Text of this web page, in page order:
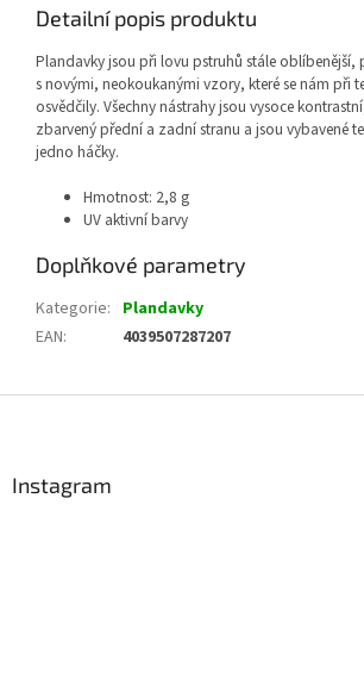
Detailní popis produktu
Plandavky jsou při lovu pstruhů stále
s novými, neokoukanými vzory, které se nám při
osvědčily. Všechny nástrahy jsou vysoce
zbarvený přední a zadní stranu a jsou vybavené
jedno háčky.
Hmotnost: 2,8 g
UV aktivní barvy
Doplňkové parametry
Kategorie: Plandavky
EAN: 4039507287207
Instagram